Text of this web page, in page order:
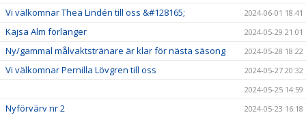
Vi välkomnar Thea Lindén till oss &#128165; 2024-06-01 18:41
Kajsa Alm förlänger 2024-05-29 21:01
Ny/gammal målvaktstränare är klar för nästa säsong 2024-05-28 18:22
Vi välkomnar Pernilla Lövgren till oss
2024-05-27 20:32
2024-05-25 14:59
Nyförvärv nr 2 2024-05-23 16:18